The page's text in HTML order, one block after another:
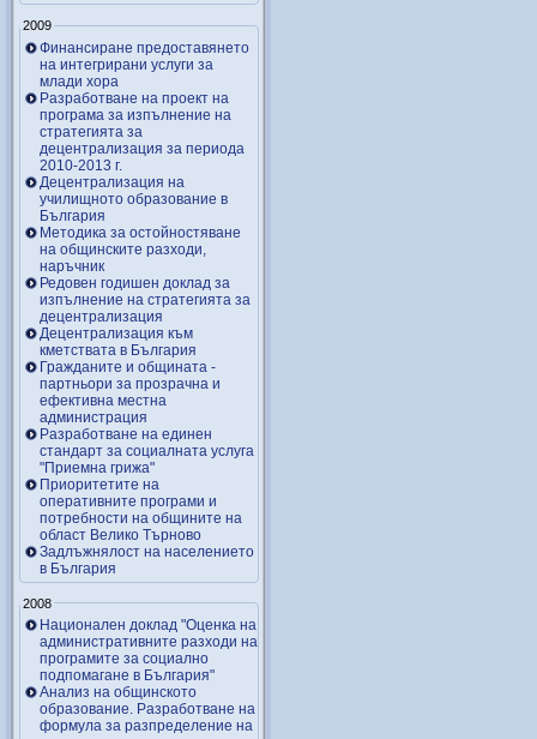
2009
Финансиране предоставянето
на интегрирани услуги за
млади хора
Разработване на проект на
програма за изпълнение на
стратегията за
децентрализация за периода
2010-2013 г.
Децентрализация на
училищното образование в
България
Методика за остойностяване
на общинските разходи,
наръчник
Редовен годишен доклад за
изпълнение на стратегията за
децентрализация
Децентрализация към
кметствата в България
Гражданите и общината -
партньори за прозрачна и
ефективна местна
администрация
Разработване на единен
стандарт за социалната услуга
"Приемна грижа"
Приоритетите на
оперативните програми и
потребности на общините на
област Велико Търново
Задлъжнялост на населението
в България
2008
Национален доклад "Оценка на
административните разходи на
програмите за социално
подпомагане в България"
Анализ на общинското
образование. Разработване на
формула за разпределение на